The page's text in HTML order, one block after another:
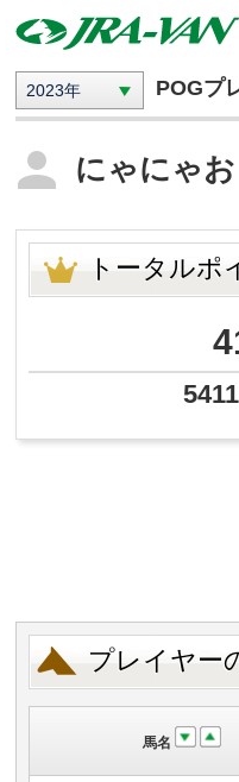
2023年 POGプ
にゃにゃお
トータルポ
プレイヤー
馬名